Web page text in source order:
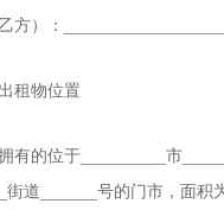
方）：__________________
租物位置
有的位于_________市
街道______号的门市，面积